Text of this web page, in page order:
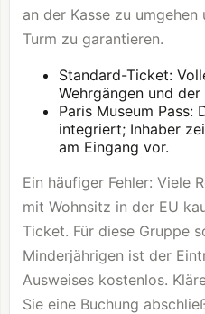
an der Kasse zu umgehen
Turm zu garantieren.
Standard-Ticket:
Wehrgängen und der
Paris Museum Pass:
integriert; Inhaber
am Eingang vor.
Ein häufiger Fehler: Viele
mit Wohnsitz in der EU
Ticket. Für diese Gruppe
Minderjährigen ist der
Ausweises kostenlos.
Sie eine Buchung